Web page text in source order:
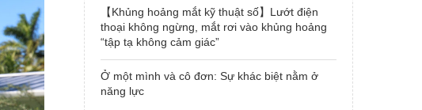
【Khủng hoảng mắt kỹ thuật số】Lướt điện
thoại không ngừng, mắt rơi vào khủng hoảng
“tập tạ không cảm giác”
Ở một mình và cô đơn: Sự khác biệt nằm ở
năng lực